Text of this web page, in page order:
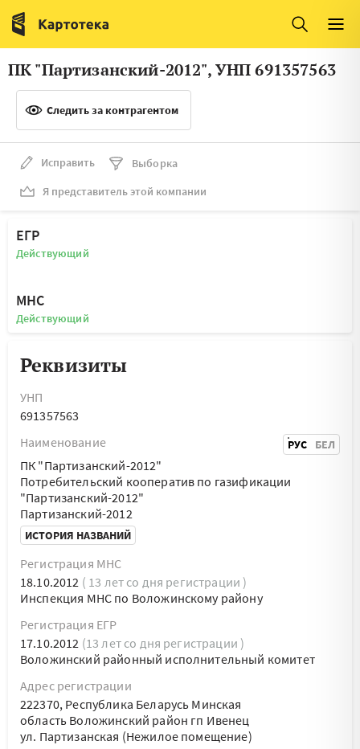
Италия
Люксембург
Литва
Нидерланды
ПК "Партизанский-2012", УНП 691357563
Следить за контрагентом
Исправить
Выборка
Я представитель этой компании
ЕГР
Действующий
МНС
Действующий
Реквизиты
УНП
691357563
Наименование
РУС БЕЛ
ПК "Партизанский-2012"
Потребительский кооператив по газификации
"Партизанский-2012"
Партизанский-2012
ИСТОРИЯ НАЗВАНИЙ
Регистрация МНС
18.10.2012 ( 13 лет со дня регистрации )
Инспекция МНС по Воложинскому району
Регистрация ЕГР
17.10.2012 (13 лет со дня регистрации )
Воложинский районный исполнительный комитет
Адрес регистрации
222370, Республика Беларусь Минская
область Воложинский район гп Ивенец
ул. Партизанская (Нежилое помещение)